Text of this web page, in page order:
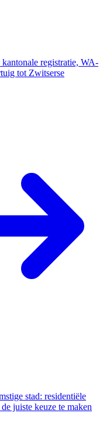
registratie, WA-
tot Zwitserse
stad: residentiële
juiste keuze te maken